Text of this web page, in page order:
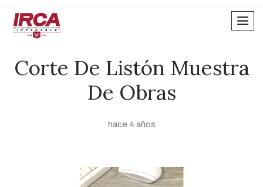
Corte De Listón Muestra
De Obras
hace 4 años